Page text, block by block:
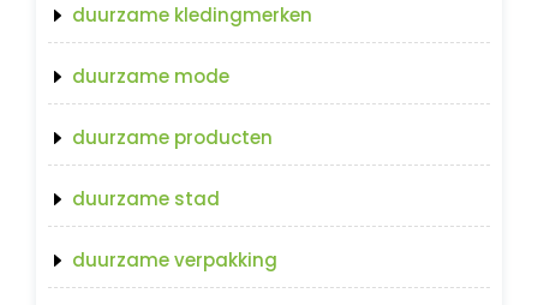
duurzame kledingmerken
duurzame mode
duurzame producten
duurzame stad
duurzame verpakking